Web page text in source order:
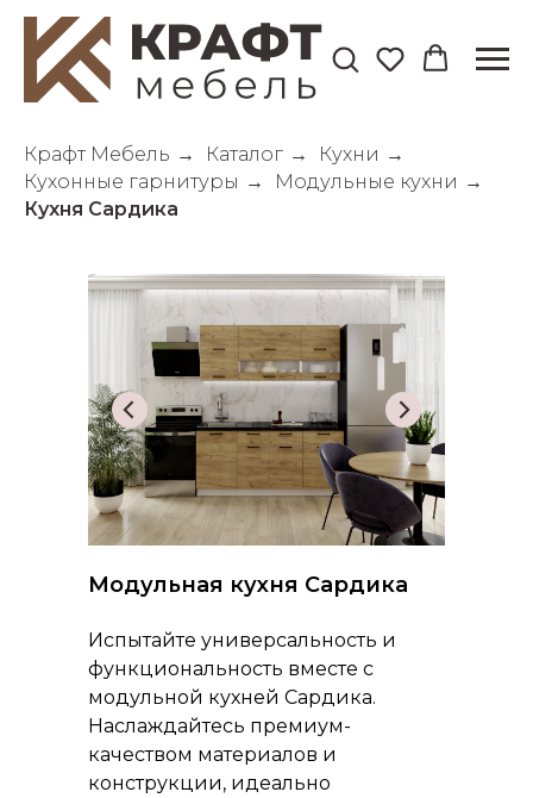
Крафт Мебель → Каталог → Кухни →
Кухонные гарнитуры → Модульные кухни →
Кухня Сардика
Модульная кухня Сардика
Испытайте универсальность и
функциональность вместе с
модульной кухней Сардика.
Наслаждайтесь премиум-
качеством материалов и
конструкции, идеально